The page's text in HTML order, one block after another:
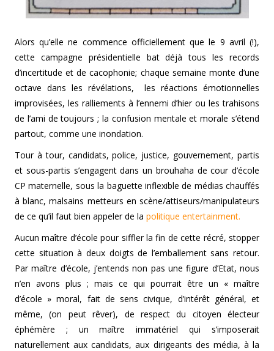
Alors qu’elle ne commence officiellement que le 9 avril (!),
cette campagne présidentielle bat déjà tous les records
d’incertitude et de cacophonie; chaque semaine monte d’une
octave dans les révélations, les réactions émotionnelles
improvisées, les ralliements à l’ennemi d’hier ou les trahisons
de l’ami de toujours ; la confusion mentale et morale s’étend
partout, comme une inondation.
Tour à tour, candidats, police, justice, gouvernement, partis
et sous-partis s’engagent dans un brouhaha de cour d’école
CP maternelle, sous la baguette inflexible de médias chauffés
à blanc, malsains metteurs en scène/attiseurs/manipulateurs
de ce qu’il faut bien appeler de la politique entertainment.
Aucun maître d’école pour siffler la fin de cette récré, stopper
cette situation à deux doigts de l’emballement sans retour.
Par maître d’école, j’entends non pas une figure d’Etat, nous
n’en avons plus ; mais ce qui pourrait être un « maître
d’école » moral, fait de sens civique, d’intérêt général, et
même, (on peut rêver), de respect du citoyen électeur
éphémère ; un maître immatériel qui s’imposerait
naturellement aux candidats, aux dirigeants des média, à la